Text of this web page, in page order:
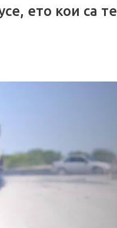
ето кои са те